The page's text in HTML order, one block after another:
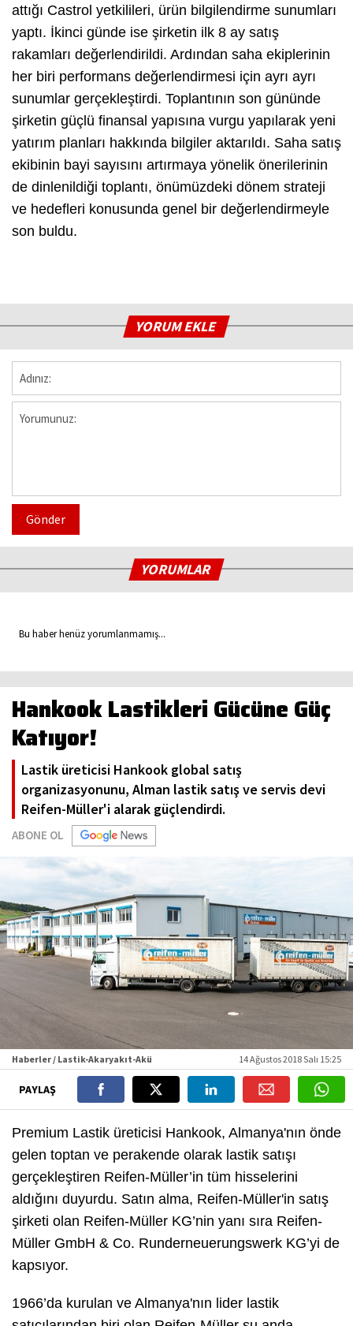
attığı Castrol yetkilileri, ürün bilgilendirme sunumları
yaptı. İkinci günde ise şirketin ilk 8 ay satış
rakamları değerlendirildi. Ardından saha ekiplerinin
her biri performans değerlendirmesi için ayrı ayrı
sunumlar gerçekleştirdi. Toplantının son gününde
şirketin güçlü finansal yapısına vurgu yapılarak yeni
yatırım planları hakkında bilgiler aktarıldı. Saha satış
ekibinin bayi sayısını artırmaya yönelik önerilerinin
de dinlenildiği toplantı, önümüzdeki dönem strateji
ve hedefleri konusunda genel bir değerlendirmeyle
son buldu.
YORUM EKLE
Gönder
YORUMLAR
Bu haber henüz yorumlanmamış...
Hankook Lastikleri Gücüne Güç
Katıyor!
Lastik üreticisi Hankook global satış
organizasyonunu, Alman lastik satış ve servis devi
Reifen-Müller'i alarak güçlendirdi.
ABONE OL
Haberler / Lastik-Akaryakıt-Akü 14 Ağustos 2018 Salı 15:25
PAYLAŞ
Premium Lastik üreticisi Hankook, Almanya'nın önde
gelen toptan ve perakende olarak lastik satışı
gerçekleştiren Reifen-Müller’in tüm hisselerini
aldığını duyurdu. Satın alma, Reifen-Müller'in satış
şirketi olan Reifen-Müller KG’nin yanı sıra Reifen-
Müller GmbH & Co. Runderneuerungswerk KG’yi de
kapsıyor.
1966’da kurulan ve Almanya'nın lider lastik